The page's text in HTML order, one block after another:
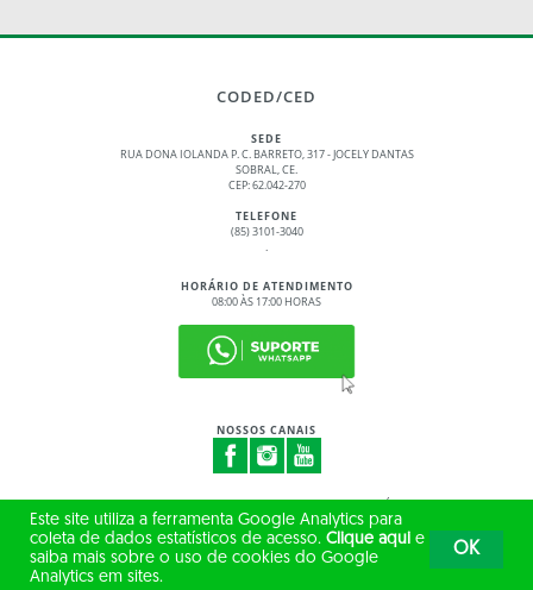
CODED/CED
SEDE
RUA DONA IOLANDA P. C. BARRETO, 317 - JOCELY DANTAS
SOBRAL, CE.
CEP: 62.042-270
TELEFONE
(85) 3101-3040
.
HORÁRIO DE ATENDIMENTO
08:00 ÀS 17:00 HORAS
NOSSOS CANAIS
© 2017 - 2026 – GOVERNO DO ESTADO DO CEARÁ
TODOS OS DIREITOS RESERVADOS
Este site utiliza a ferramenta Google Analytics para
coleta de dados estatísticos de acesso. Clique aqui e
saiba mais sobre o uso de cookies do Google
Analytics em sites.
OK